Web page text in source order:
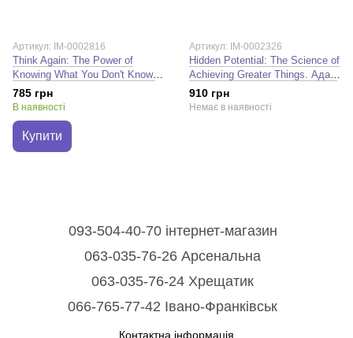
Артикул: IM-0002816
Think Again: The Power of
Knowing What You Don't Know.
Адам Ґрант
785 грн
В наявності
Купити
Артикул: IM-0002326
Hidden Potential: The Science of
Achieving Greater Things. Адам
Ґрант
910 грн
Немає в наявності
093-504-40-70 інтернет-магазин
063-035-76-26 Арсенальна
063-035-76-24 Хрещатик
066-765-77-42 Івано-Франківськ
Контактна інформація